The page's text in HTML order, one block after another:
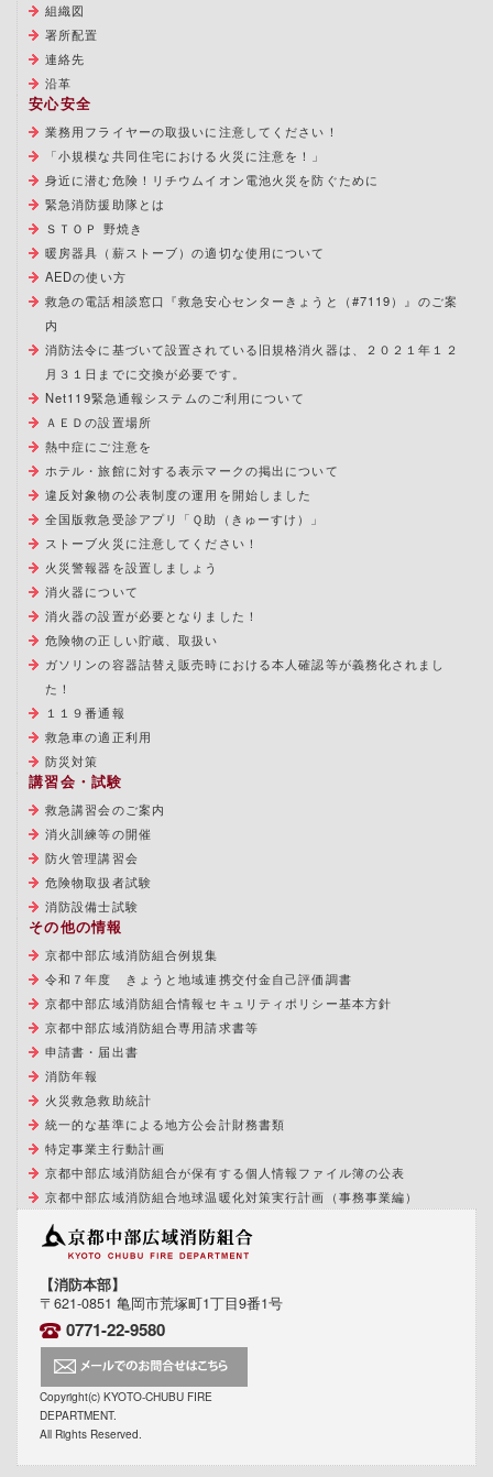
組織図
署所配置
連絡先
沿革
安心安全
業務用フライヤーの取扱いに注意してください！
「小規模な共同住宅における火災に注意を！」
身近に潜む危険！リチウムイオン電池火災を防ぐために
緊急消防援助隊とは
ＳＴＯＰ 野焼き
暖房器具（薪ストーブ）の適切な使用について
AEDの使い方
救急の電話相談窓口『救急安心センターきょうと（#7119）』のご案
内
消防法令に基づいて設置されている旧規格消火器は、２０２１年１２
月３１日までに交換が必要です。
Net119緊急通報システムのご利用について
ＡＥＤの設置場所
熱中症にご注意を
ホテル・旅館に対する表示マークの掲出について
違反対象物の公表制度の運用を開始しました
全国版救急受診アプリ「Ｑ助（きゅーすけ）」
ストーブ火災に注意してください！
火災警報器を設置しましょう
消火器について
消火器の設置が必要となりました！
危険物の正しい貯蔵、取扱い
ガソリンの容器詰替え販売時における本人確認等が義務化されまし
た！
１１９番通報
救急車の適正利用
防災対策
講習会・試験
救急講習会のご案内
消火訓練等の開催
防火管理講習会
危険物取扱者試験
消防設備士試験
その他の情報
京都中部広域消防組合例規集
令和７年度 きょうと地域連携交付金自己評価調書
京都中部広域消防組合情報セキュリティポリシー基本方針
京都中部広域消防組合専用請求書等
申請書・届出書
消防年報
火災救急救助統計
統一的な基準による地方公会計財務書類
特定事業主行動計画
京都中部広域消防組合が保有する個人情報ファイル簿の公表
京都中部広域消防組合地球温暖化対策実行計画（事務事業編）
【消防本部】
〒621-0851 亀岡市荒塚町1丁目9番1号
0771-22-9580
Copyright(c) KYOTO-CHUBU FIRE
DEPARTMENT.
All Rights Reserved.